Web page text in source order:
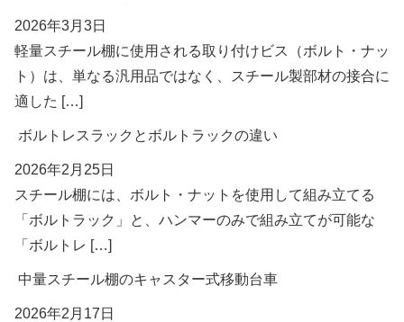
2026年3月3日
軽量スチール棚に使用される取り付けビス（ボルト・ナッ
ト）は、単なる汎用品ではなく、スチール製部材の接合に
適した […]
ボルトレスラックとボルトラックの違い
2026年2月25日
スチール棚には、ボルト・ナットを使用して組み立てる
「ボルトラック」と、ハンマーのみで組み立てが可能な
「ボルトレ […]
中量スチール棚のキャスター式移動台車
2026年2月17日